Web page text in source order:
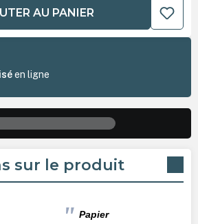
AU PANIER
en ligne
sur le produit
Papier